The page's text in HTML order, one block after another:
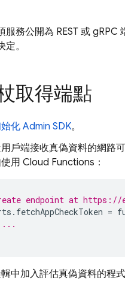
服務公開為 REST 或 gRPC
。
取得端點
化 Admin SDK。
戶端接收真偽資料的網路
用 Cloud Functions ：
endpoint at https://
. fetchAppCheckToken =
中加入評估真偽資料的程